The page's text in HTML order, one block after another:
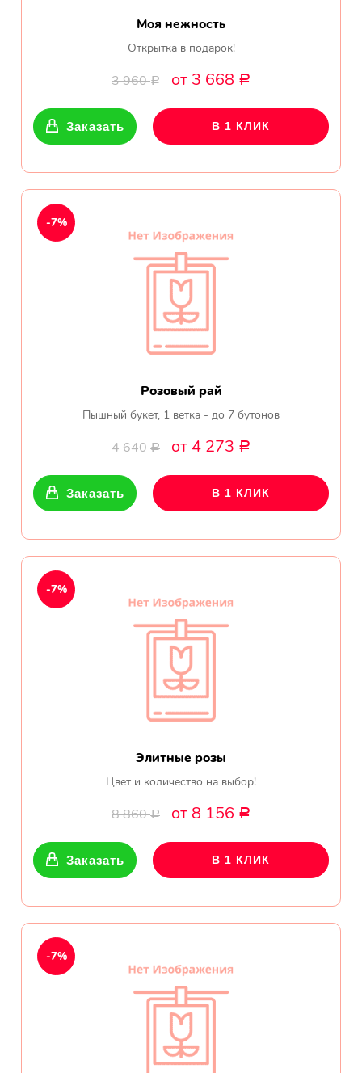
Моя нежность
Открытка в подарок!
3 960Р от 3 668 Р
Заказать В 1 КЛИК
Розовый рай
Пышный букет, 1 ветка - до 7 бутонов
4 640Р от 4 273 Р
-7%
Заказать В 1 КЛИК
Элитные розы
Цвет и количество на выбор!
8 860Р от 8 156 Р
-7%
Заказать В 1 КЛИК
-7%